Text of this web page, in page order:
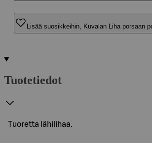
Lisää suosikkeihin, Kuvalan Liha porsaan
Tuotetiedot
Tuoretta lähilihaa.